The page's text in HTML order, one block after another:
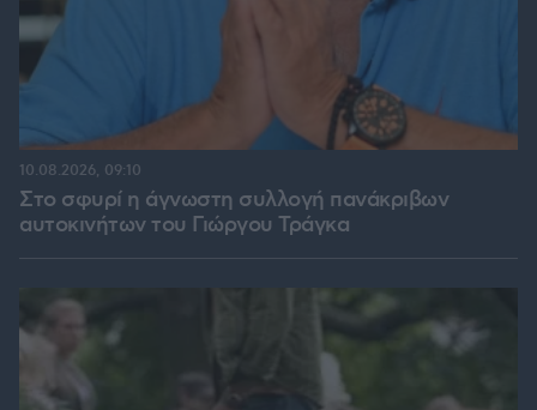
Στο σφυρί η άγνωστη συλλογή πανάκριβων
αυτοκινήτων του Γιώργου Τράγκα
10.08.2026, 09:10